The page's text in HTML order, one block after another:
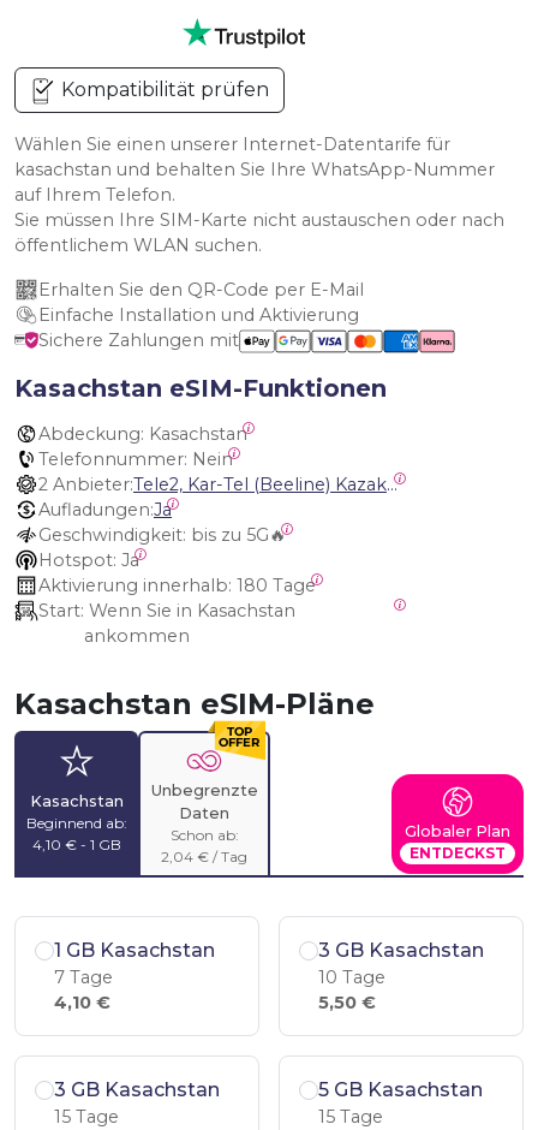
Kompatibilität prüfen
Wählen Sie einen unserer Internet-Datentarife für
kasachstan und behalten Sie Ihre WhatsApp-Nummer
auf Ihrem Telefon.
Sie müssen Ihre SIM-Karte nicht austauschen oder nach
öffentlichem WLAN suchen.
Erhalten Sie den QR-Code per E-Mail
Einfache Installation und Aktivierung
Sichere Zahlungen mit
Kasachstan eSIM-Funktionen
Abdeckung: Kasachstan
Telefonnummer: Nein
2 Anbieter:
Tele2, Kar-Tel (Beeline) Kazakhstan
Aufladungen:Ja
Geschwindigkeit: bis zu 5G🔥
Hotspot: Ja
Aktivierung innerhalb: 180 Tage
Start:
ankommen
Kasachstan eSIM-Pläne
Kasachstan
Beginnend ab:
4,10 € - 1 GB
Unbegrenzte
Daten
Schon ab:
2,04 € / Tag
Globaler Plan
ENTDECKST
1 GB Kasachstan
7 Tage
4,10 €
3 GB Kasachstan
10 Tage
5,50 €
3 GB Kasachstan
15 Tage
5 GB Kasachstan
15 Tage